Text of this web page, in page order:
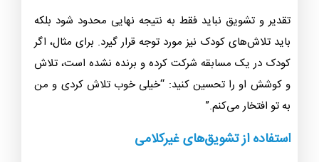
تقدیر و تشویق نباید فقط به نتیجه نهایی محدود شود بلکه
باید تلاش‌های کودک نیز مورد توجه قرار گیرد. برای مثال، اگر
کودک در یک مسابقه شرکت کرده و برنده نشده است، تلاش
و کوشش او را تحسین کنید: “خیلی خوب تلاش کردی و من
به تو افتخار می‌کنم.”
استفاده از تشویق‌های غیرکلامی